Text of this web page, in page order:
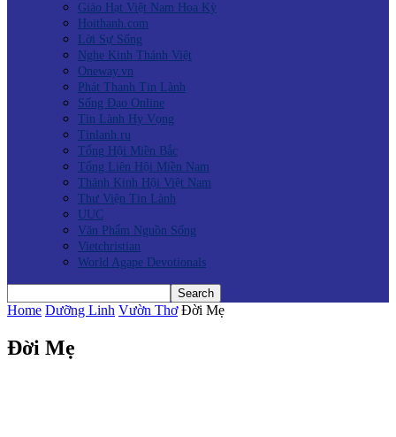
Giáo Hạt Việt Nam Hoa Kỳ
Hoithanh.com
Lời Sự Sống
Nghe Kinh Thánh Việt
Oneway.vn
Phát Thanh Tin Lành
Sống Đạo Online
Tin Lành Hy Vọng
Tinlanh.ru
Tổng Hội Miền Bắc
Tổng Liên Hội Miền Nam
Thánh Kinh Hội Việt Nam
Thư Viện Tin Lành
UUC
Văn Phẩm Nguồn Sống
Vietchristian
World Agape Devotionals
Home Dưỡng Linh Vườn Thơ Đời Mẹ
Đời Mẹ